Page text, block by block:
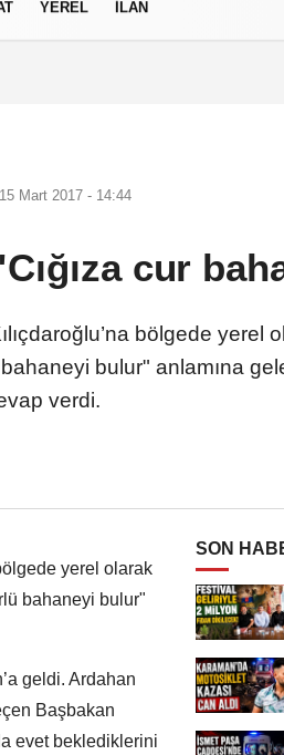
YEREL İLAN
Mart 2017 - 14:44
cur
bölgede yerel
bulur" anlamına
verdi.
yerel olarak
bahaneyi bulur"
geldi. Ardahan
Başbakan
evet beklediklerini
SON